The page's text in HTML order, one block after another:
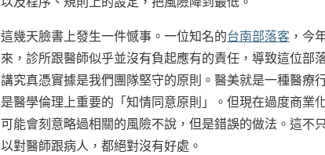
這幾天臉書上發生一件憾事。一位知名的台南部落客 ，今
來，診所跟醫師似乎並沒有負起應有的責任，導致這位部
講究真憑實據是我們團隊堅守的原則。醫美就是一種醫
是醫學倫理上重要的「知情同意原則」。但現在過度商
可能會刻意略過相關的風險不說，但是錯誤的做法。這
以對醫師跟病人，都絕對沒有好處。